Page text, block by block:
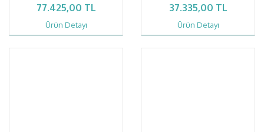
77.425,00 TL
Ürün Detayı
37.335,00 TL
Ürün Detayı